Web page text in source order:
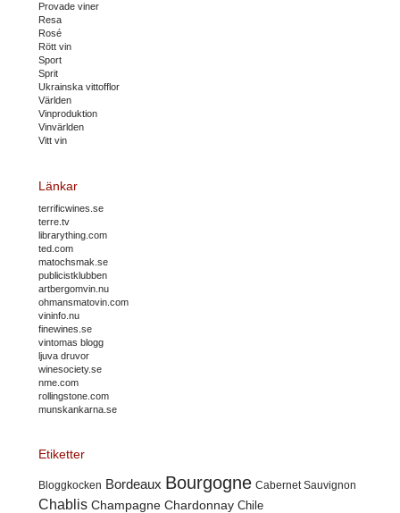
Provade viner
Resa
Rosé
Rött vin
Sport
Sprit
Ukrainska vittofflor
Världen
Vinproduktion
Vinvärlden
Vitt vin
Länkar
terrificwines.se
terre.tv
librarything.com
ted.com
matochsmak.se
publicistklubben
artbergomvin.nu
ohmansmatovin.com
vininfo.nu
finewines.se
vintomas blogg
ljuva druvor
winesociety.se
nme.com
rollingstone.com
munskankarna.se
Etiketter
Bloggkocken Bordeaux Bourgogne Cabernet Sauvignon
Chablis Champagne Chardonnay Chile